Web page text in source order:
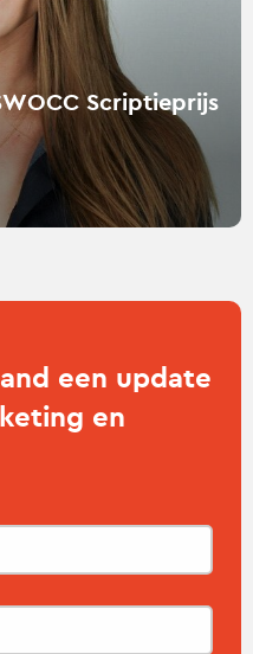
Scriptieprijs
een update
en